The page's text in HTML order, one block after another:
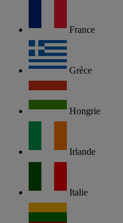
France
Grèce
Hongrie
Irlande
Italie